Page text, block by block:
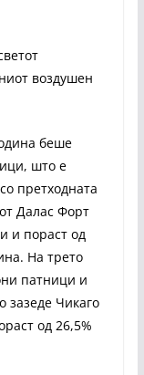
воздушен
беше
што е
претходната
Далас Форт
и пораст од
На трето
патници и
зазеде Чикаго
од 26,5%